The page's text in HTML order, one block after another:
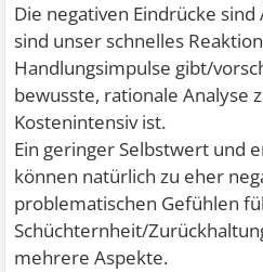
Die negativen Eindrücke
sind unser schnelles
Handlungsimpulse gibt/
bewusste, rationale Analyse
Kostenintensiv ist.
Ein geringer Selbstwert und
können natürlich zu eher
problematischen Gefühlen
Schüchternheit/
mehrere Aspekte.